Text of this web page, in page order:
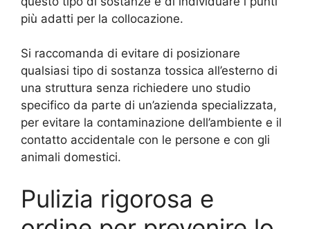
più adatti per la collocazione.
Si raccomanda di evitare di posizionare
qualsiasi tipo di sostanza tossica all’esterno di
una struttura senza richiedere uno studio
specifico da parte di un’azienda specializzata,
per evitare la contaminazione dell’ambiente e il
contatto accidentale con le persone e con gli
animali domestici.
Pulizia rigorosa e